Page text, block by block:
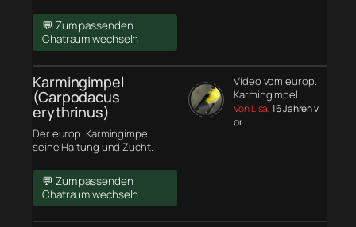
💬 Zum passenden
Chatraum wechseln
Karmingimpel
(Carpodacus
erythrinus)
Der europ. Karmingimpel
seine Haltung und Zucht.
💬 Zum passenden
Chatraum wechseln
Video vom europ.
Karmingimpel
Von Lisa, 16 Jahren v
or